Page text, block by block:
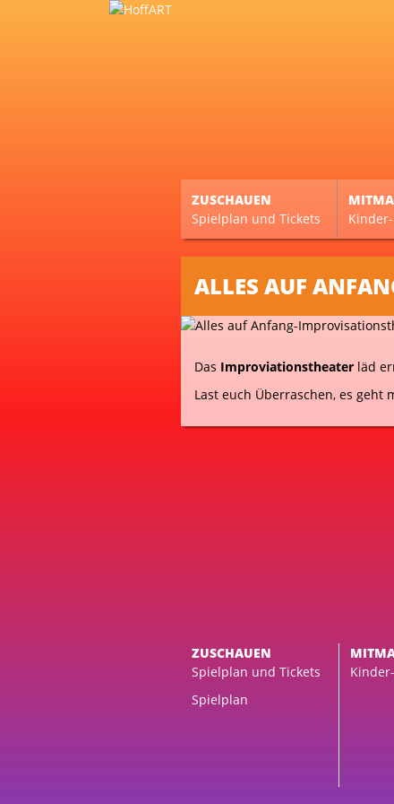
ZUSCHAUEN
Spielplan und Tickets
ALLES AUF
Das Improviationstheater läd
Last euch Überraschen, es geht
ZUSCHAUEN
Spielplan und Tickets
Spielplan